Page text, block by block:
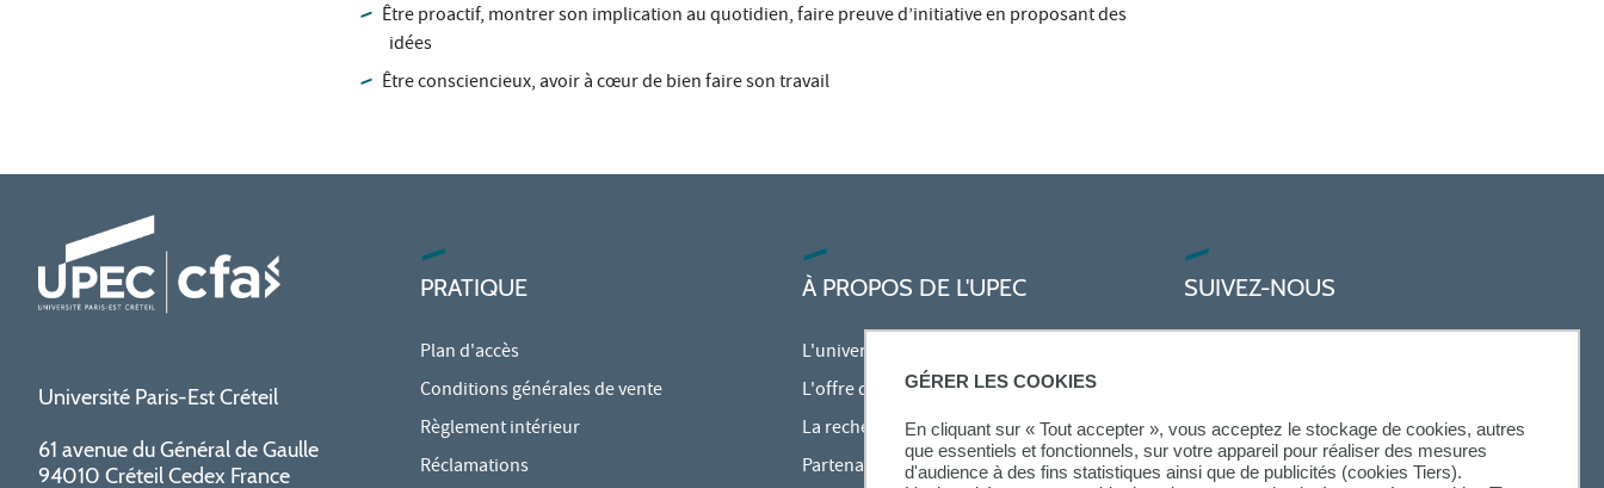
GÉRER LES COOKIES
En cliquant sur « Tout accepter », vous acceptez le stockage de cookies, autres
que essentiels et fonctionnels, sur votre appareil pour réaliser des mesures
d'audience à des fins statistiques ainsi que de publicités (cookies Tiers).
Être proactif, montrer son implication au quotidien, faire preuve d’initiative en proposant des
idées
Être consciencieux, avoir à cœur de bien faire son travail
Université Paris-Est Créteil
61 avenue du Général de Gaulle
94010 Créteil Cedex France
PRATIQUE
Plan d'accès
Conditions générales de vente
Règlement intérieur
Réclamations
À PROPOS DE L'UPEC
L'université
L'offre de formation
La recherche à l'UPEC
Partenariats
SUIVEZ-NOUS